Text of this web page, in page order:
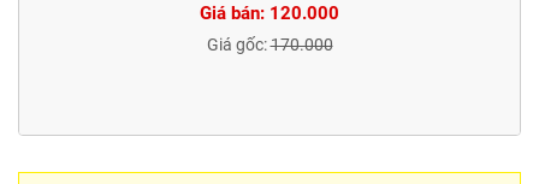
Giá bán: 120.000
Giá gốc:170.000